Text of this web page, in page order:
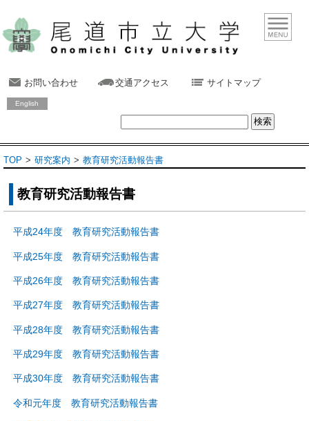
お問い合わせ 交通アクセス サイトマップ
English
TOP 研究案内 教育研究活動報告書
教育研究活動報告書
平成24年度 教育研究活動報告書
平成25年度 教育研究活動報告書
平成26年度 教育研究活動報告書
平成27年度 教育研究活動報告書
平成28年度 教育研究活動報告書
平成29年度 教育研究活動報告書
平成30年度 教育研究活動報告書
令和元年度 教育研究活動報告書